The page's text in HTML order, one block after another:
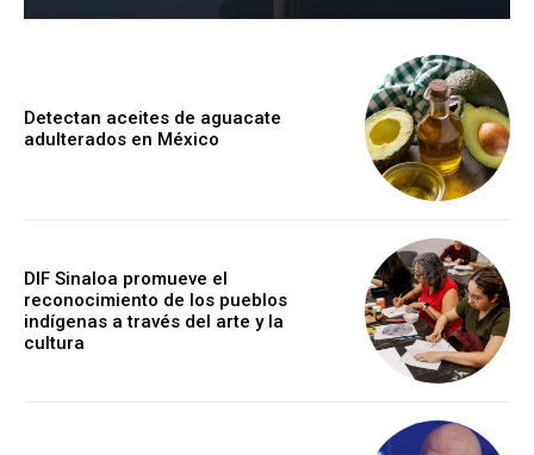
Detectan aceites de aguacate
adulterados en México
DIF Sinaloa promueve el
reconocimiento de los pueblos
indígenas a través del arte y la
cultura